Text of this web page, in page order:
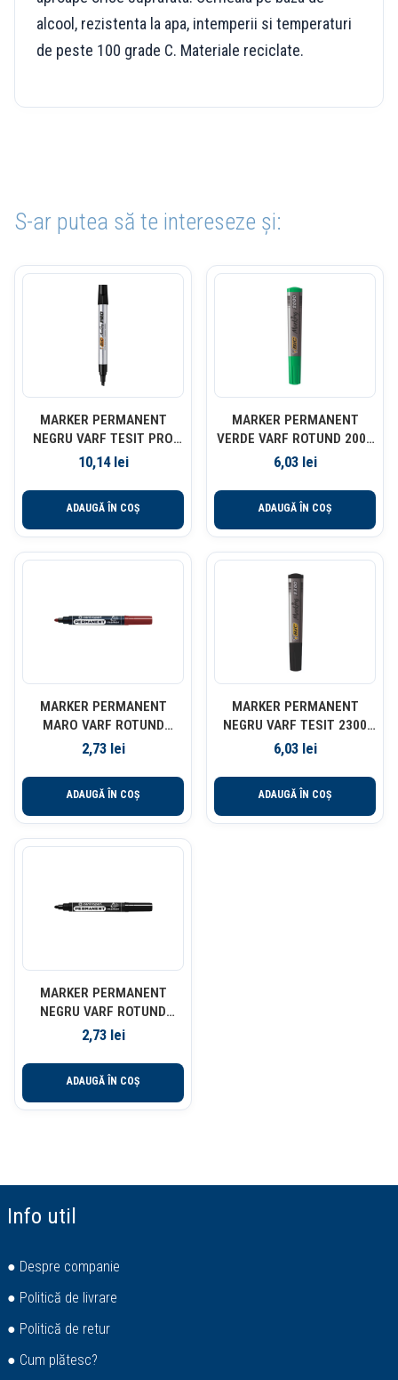
alcool, rezistenta la apa, intemperii si temperaturi
de peste 100 grade C. Materiale reciclate.
S-ar putea să te intereseze și:
MARKER PERMANENT
NEGRU VARF TESIT PRO
INDUSTRIAL BIC
10,14 lei
ADAUGĂ ÎN COȘ
MARKER PERMANENT
VERDE VARF ROTUND 2000
BIC
6,03 lei
ADAUGĂ ÎN COȘ
MARKER PERMANENT
MARO VARF ROTUND
2.5MM 8566 CENTROPEN
2,73 lei
ADAUGĂ ÎN COȘ
MARKER PERMANENT
NEGRU VARF TESIT 2300
BIC
6,03 lei
ADAUGĂ ÎN COȘ
MARKER PERMANENT
NEGRU VARF ROTUND
2.5MM 8566 CENTROPEN
2,73 lei
ADAUGĂ ÎN COȘ
Info util
● Despre companie
● Politică de livrare
● Politică de retur
● Cum plătesc?